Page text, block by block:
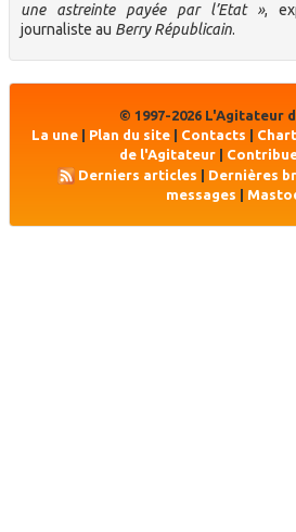
une astreinte payée par l’Etat »,
journaliste au Berry Républicain.
© 1997-2026 L'Agitateur
La une
Plan du site Contacts
de l'Agitateur|
Derniers articles | Dernières
messages